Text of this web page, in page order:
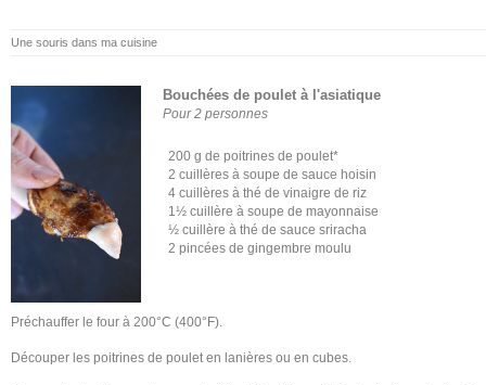
Une souris dans ma cuisine
Bouchées de poulet à l'asiatique
Pour 2 personnes
200 g de poitrines de poulet*
2 cuillères à soupe de sauce hoisin
4 cuillères à thé de vinaigre de riz
1½ cuillère à soupe de mayonnaise
½ cuillère à thé de sauce sriracha
2 pincées de gingembre moulu
Préchauffer le four à 200°C (400°F).
Découper les poitrines de poulet en lanières ou en cubes.